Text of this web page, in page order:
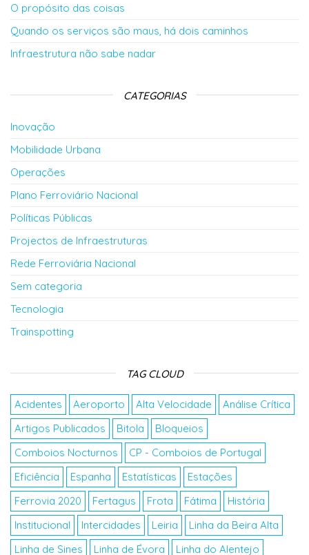
O propósito das coisas
Quando os serviços são maus, há dois caminhos
Infraestrutura não sabe nadar
CATEGORIAS
Inovação
Mobilidade Urbana
Operações
Plano Ferroviário Nacional
Políticas Públicas
Projectos de Infraestruturas
Rede Ferroviária Nacional
Sem categoria
Tecnologia
Trainspotting
TAG CLOUD
Acidentes Aeroporto Alta Velocidade
Análise Crítica
Artigos Publicados
Bitola
Bloqueios
Comboios Nocturnos
CP - Comboios de Portugal
Eficiência
Espanha Estatísticas
Estações
Ferrovia 2020
Fertagus Frota Fátima
História
Institucional
Intercidades Leiria
Linha da Beira Alta
Linha de Sines
Linha de Évora
Linha do Alentejo